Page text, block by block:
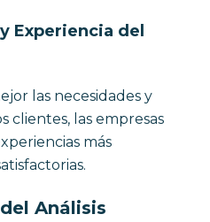
Experiencia del
las necesidades y
clientes, las empresas
más
Análisis